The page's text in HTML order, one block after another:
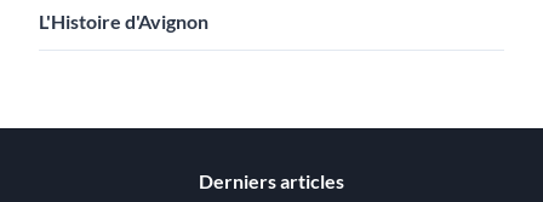
L'Histoire d'Avignon
Derniers articles